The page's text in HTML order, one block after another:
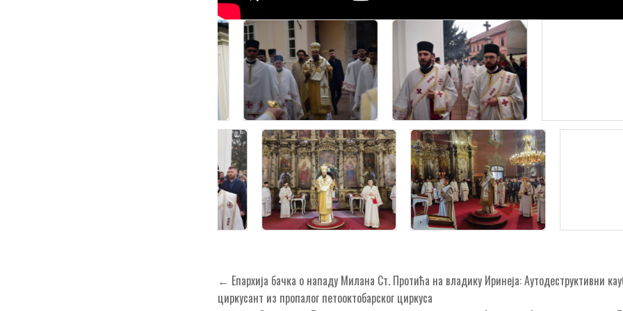
Кретање
чланка
← Епархија бачка о нападу Милана Ст. Протића на владику Иринеја: Аутодеструктивни
циркусант из пропалог петооктобарског циркуса